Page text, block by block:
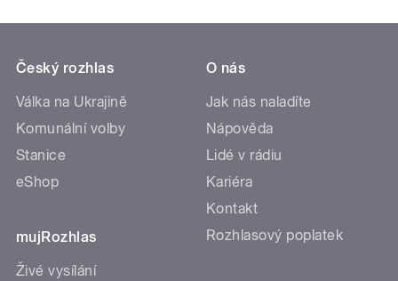
Český rozhlas
Válka na Ukrajině
Komunální volby
Stanice
eShop
mujRozhlas
Živé vysílání
O nás
Jak nás naladíte
Nápověda
Lidé v rádiu
Kariéra
Kontakt
Rozhlasový poplatek